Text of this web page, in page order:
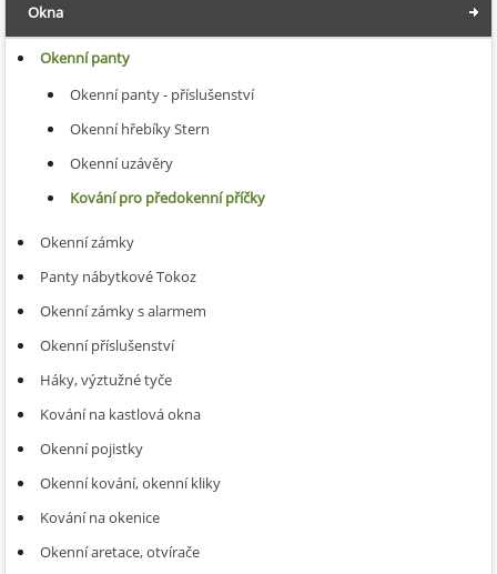
Okna
Okenní panty
Okenní panty - příslušenství
Okenní hřebíky Stern
Okenní uzávěry
Kování pro předokenní příčky
Okenní zámky
Panty nábytkové Tokoz
Okenní zámky s alarmem
Okenní příslušenství
Háky, výztužné tyče
Kování na kastlová okna
Okenní pojistky
Okenní kování, okenní kliky
Kování na okenice
Okenní aretace, otvírače